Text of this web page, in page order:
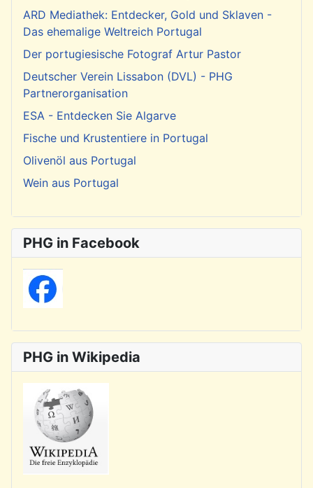
ARD Mediathek: Entdecker, Gold und Sklaven -
Das ehemalige Weltreich Portugal
Der portugiesische Fotograf Artur Pastor
Deutscher Verein Lissabon (DVL) - PHG
Partnerorganisation
ESA - Entdecken Sie Algarve
Fische und Krustentiere in Portugal
Olivenöl aus Portugal
Wein aus Portugal
PHG in Facebook
PHG in Wikipedia